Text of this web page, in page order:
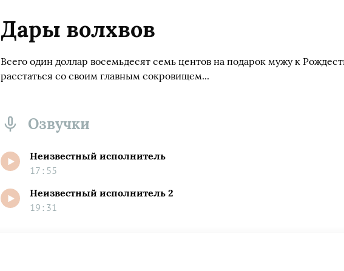
Дары волхвов
Всего один доллар восемьдесят семь центов на подарок мужу к
расстаться со своим главным сокровищем...
Озвучки
Неизвестный исполнитель
17:55
Неизвестный исполнитель 2
19:31